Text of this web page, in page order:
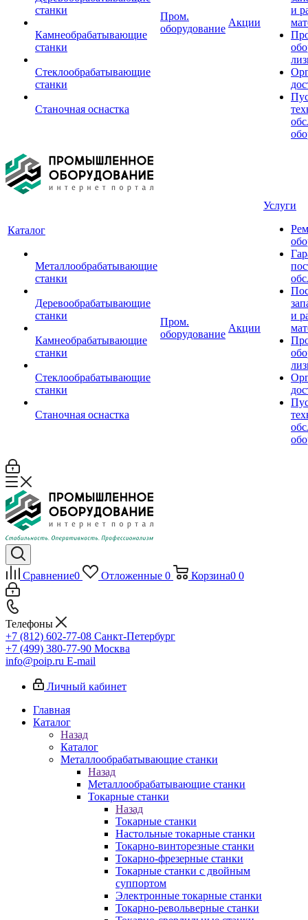
станки
Камнеобрабатывающие
станки
Стеклообрабатывающие
станки
Станочная оснастка
Пром.
оборудование
Акции
и
Каталог
Металлообрабатывающие
станки
Деревообрабатывающие
станки
Камнеобрабатывающие
станки
Стеклообрабатывающие
станки
Станочная оснастка
Пром.
оборудование
Акции
Услуги
и
Сравнение0 Отложенные 0 Корзина0 0
Телефоны
+7 (812) 602-77-08 Санкт-Петербург
+7 (499) 380-77-90 Москва
info@poip.ru E-mail
Личный кабинет
Главная
Каталог
Назад
Каталог
Металлообрабатывающие станки
Назад
Металлообрабатывающие станки
Токарные станки
Назад
Токарные станки
Настольные токарные станки
Токарно-винторезные станки
Токарно-фрезерные станки
Токарные станки с двойным
суппортом
Электронные токарные станки
Токарно-револьверные станки